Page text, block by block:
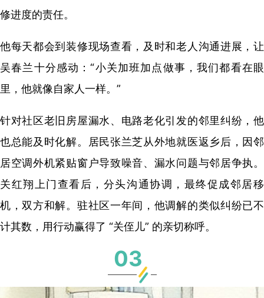
修进度的责任。
他每天都会到装修现场查看，及时和老人沟通进展，让
吴春兰十分感动：“小关加班加点做事，我们都看在眼
里，他就像自家人一样。”
针对社区老旧房屋漏水、电路老化引发的邻里纠纷，他
也总能及时化解。居民张兰芝从外地就医返乡后，因邻
居空调外机紧贴窗户导致噪音、漏水问题与邻居争执。
关红翔上门查看后，分头沟通协调，最终促成邻居移
机，双方和解。驻社区一年间，他调解的类似纠纷已不
计其数，用行动赢得了 “关侄儿” 的亲切称呼。
03